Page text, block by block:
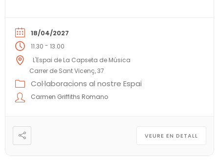
18/04/2027
11.30 - 13.00
L'Espai de La Capseta de Música
Carrer de Sant Vicenç, 37
Col·laboracions al nostre Espai
Carmen Griffiths Romano
VEURE EN DETALL